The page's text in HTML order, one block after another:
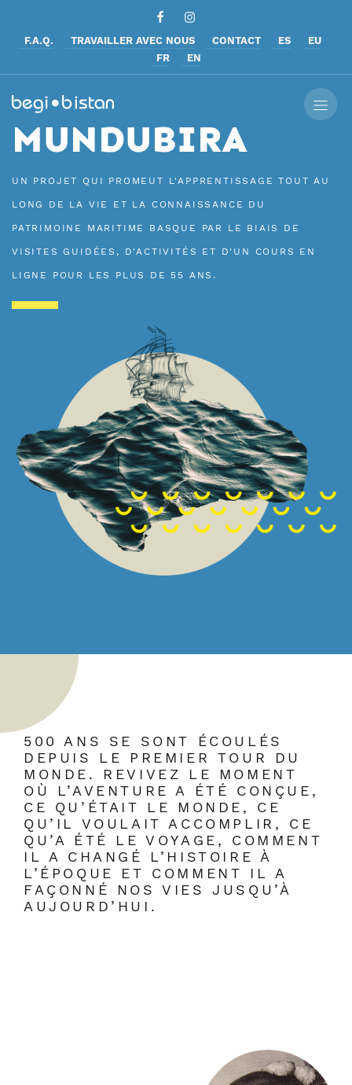
F.A.Q. TRAVAILLER AVEC NOUS CONTACT ES
EU
FR
EN
MUNDUBIRA
UN PROJET QUI PROMEUT L'APPRENTISSAGE TOUT AU
LONG DE LA VIE ET LA CONNAISSANCE DU
PATRIMOINE MARITIME BASQUE PAR LE BIAIS DE
VISITES GUIDÉES, D'ACTIVITÉS ET D'UN COURS EN
LIGNE POUR LES PLUS DE 55 ANS.
500 ANS SE SONT ÉCOULÉS
DEPUIS LE PREMIER TOUR DU
MONDE. REVIVEZ LE MOMENT
OÙ L’AVENTURE A ÉTÉ CONÇUE,
CE QU’ÉTAIT LE MONDE, CE
QU’IL VOULAIT ACCOMPLIR, CE
QU’A ÉTÉ LE VOYAGE, COMMENT
IL A CHANGÉ L’HISTOIRE À
L’ÉPOQUE ET COMMENT IL A
FAÇONNÉ NOS VIES JUSQU’À
AUJOURD’HUI.